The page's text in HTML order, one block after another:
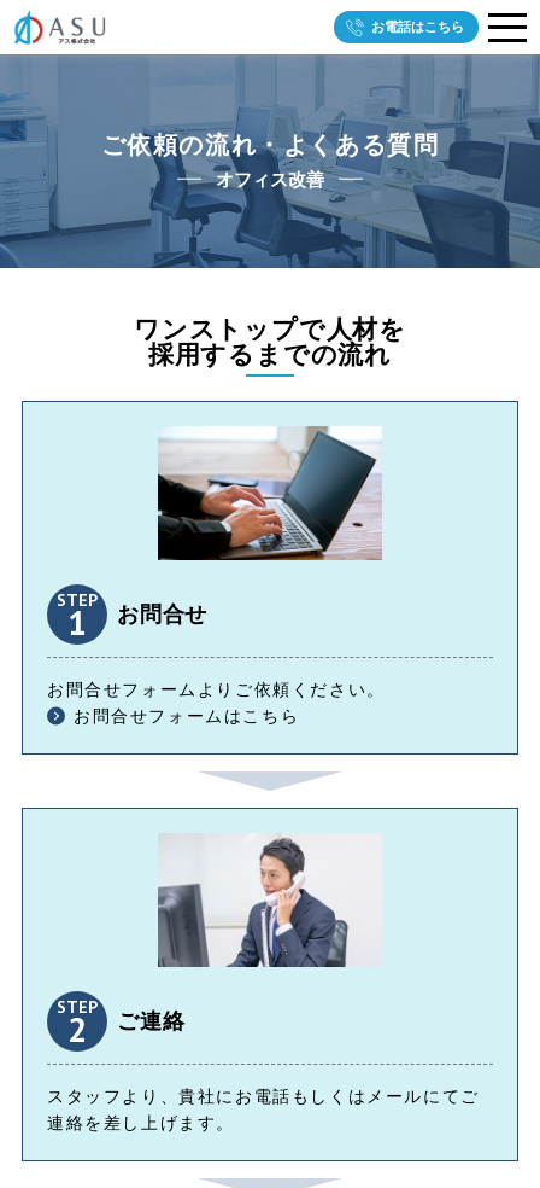
お電話はこちら
ご依頼の流れ・よくある質問
オフィス改善
ワンストップで⼈材を
採⽤するまでの流れ
STEP
1 お問合せ
お問合せフォームよりご依頼ください。
お問合せフォームはこちら
STEP
2 ご連絡
スタッフより、貴社にお電話もしくはメールにてご
連絡を差し上げます。